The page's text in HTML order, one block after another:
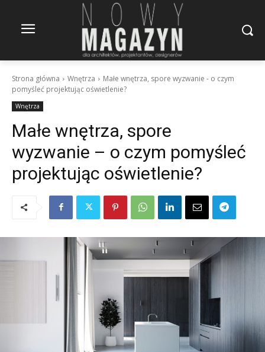
Strona główna Wnętrza
Małe wnętrza, spore wyzwanie - o czym
pomyśleć projektując oświetlenie?
Wnętrza
Małe wnętrza, spore
wyzwanie – o czym pomyśleć
projektując oświetlenie?